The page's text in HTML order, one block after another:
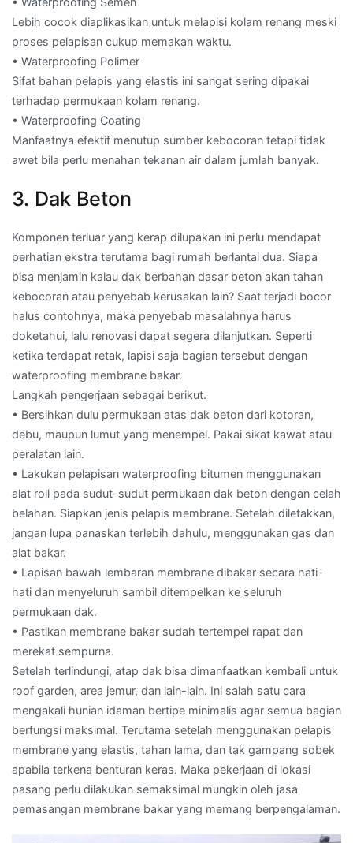
Lebih cocok diaplikasikan untuk melapisi kolam renang meski
proses pelapisan cukup memakan waktu.
• Waterproofing Polimer
Sifat bahan pelapis yang elastis ini sangat sering dipakai
terhadap permukaan kolam renang.
• Waterproofing Coating
Manfaatnya efektif menutup sumber kebocoran tetapi tidak
awet bila perlu menahan tekanan air dalam jumlah banyak.
3. Dak Beton
Komponen terluar yang kerap dilupakan ini perlu mendapat
perhatian ekstra terutama bagi rumah berlantai dua. Siapa
bisa menjamin kalau dak berbahan dasar beton akan tahan
kebocoran atau penyebab kerusakan lain? Saat terjadi bocor
halus contohnya, maka penyebab masalahnya harus
doketahui, lalu renovasi dapat segera dilanjutkan. Seperti
ketika terdapat retak, lapisi saja bagian tersebut dengan
waterproofing membrane bakar.
Langkah pengerjaan sebagai berikut.
• Bersihkan dulu permukaan atas dak beton dari kotoran,
debu, maupun lumut yang menempel. Pakai sikat kawat atau
peralatan lain.
• Lakukan pelapisan waterproofing bitumen menggunakan
alat roll pada sudut-sudut permukaan dak beton dengan celah
belahan. Siapkan jenis pelapis membrane. Setelah diletakkan,
jangan lupa panaskan terlebih dahulu, menggunakan gas dan
alat bakar.
• Lapisan bawah lembaran membrane dibakar secara hati-
hati dan menyeluruh sambil ditempelkan ke seluruh
permukaan dak.
• Pastikan membrane bakar sudah tertempel rapat dan
merekat sempurna.
Setelah terlindungi, atap dak bisa dimanfaatkan kembali untuk
roof garden, area jemur, dan lain-lain. Ini salah satu cara
mengakali hunian idaman bertipe minimalis agar semua bagian
berfungsi maksimal. Terutama setelah menggunakan pelapis
membrane yang elastis, tahan lama, dan tak gampang sobek
apabila terkena benturan keras. Maka pekerjaan di lokasi
pasang perlu dilakukan semaksimal mungkin oleh jasa
pemasangan membrane bakar yang memang berpengalaman.